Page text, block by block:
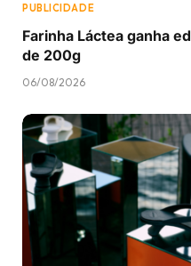
PUBLICIDADE
Farinha Láctea ganha
de 200g
06/08/2026